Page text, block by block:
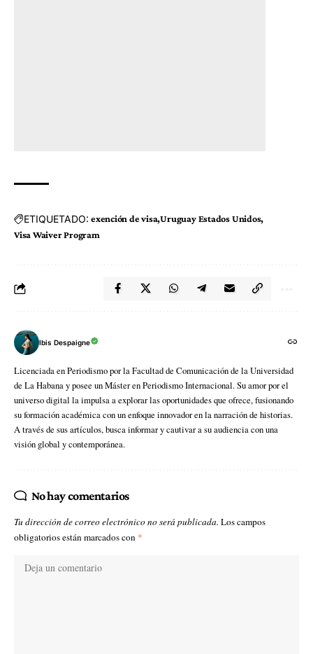
ETIQUETADO: exención de visa Uruguay Estados Unidos
Visa Waiver Program
Ibis Despaigne
Licenciada en Periodismo por la Facultad de Comunicación de la Universidad
de La Habana y posee un Máster en Periodismo Internacional. Su amor por el
universo digital la impulsa a explorar las oportunidades que ofrece, fusionando
su formación académica con un enfoque innovador en la narración de historias.
A través de sus artículos, busca informar y cautivar a su audiencia con una
visión global y contemporánea.
No hay comentarios
Tu dirección de correo electrónico no será publicada. Los campos
obligatorios están marcados con *